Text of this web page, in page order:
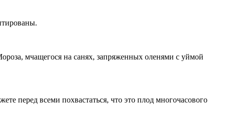
мчащегося на санях, запряженных оленями с уймой
перед всеми похвастаться, что это плод многочасового